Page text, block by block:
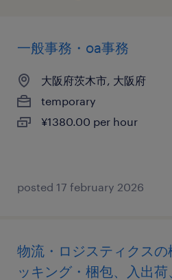
一般事務・oa事務
大阪府茨木市, 大阪府
temporary
¥1380.00 per hour
posted 17 february 2026
物流・ロジスティクス
ッキング・梱包、入出荷